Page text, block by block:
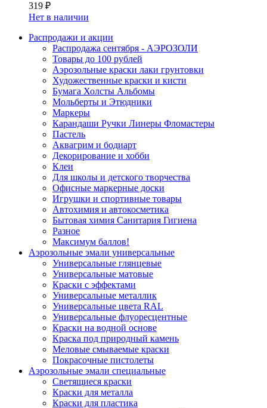
319 ₽
Нет в наличии
Распродажи и акции
Распродажа сентября - АЭРОЗОЛИ
Товары до 100 рублей
Аэрозольные краски лаки грунтовки
Художественные краски и кисти
Бумага Холсты Альбомы
Мольберты и Этюдники
Маркеры
Карандаши Ручки Линеры Фломастеры
Пастель
Аквагрим и бодиарт
Декорирование и хобби
Клеи
Для школы и детского творчества
Офисные маркерные доски
Игрушки и спортивные товары
Автохимия и автокосметика
Бытовая химия Санитария Гигиена
Разное
Максимум баллов!
Аэрозольные эмали универсальные
Универсальные глянцевые
Универсальные матовые
Краски с эффектами
Универсальные металлик
Универсальные цвета RAL
Универсальные флуоресцентные
Краски на водной основе
Краска под природный камень
Меловые смываемые краски
Покрасочные пистолеты
Аэрозольные эмали специальные
Светящиеся краски
Краски для металла
Краски для пластика